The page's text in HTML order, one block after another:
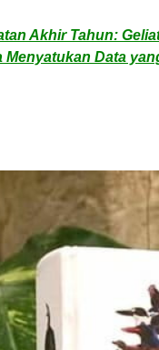
Akhir Tahun:
Menyatukan Data